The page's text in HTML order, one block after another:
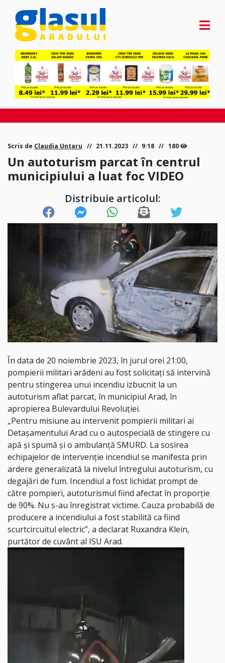
Scris de Claudia Untaru 21.11.2023 9:18 180
Un autoturism parcat în centrul
municipiului a luat foc VIDEO
Distribuie articolul:
În data de 20 noiembrie 2023, în jurul orei 21:00,
pompierii militari arădeni au fost solicitați să intervină
pentru stingerea unui incendiu izbucnit la un
autoturism aflat parcat, în municipiul Arad, în
apropierea Bulevardului Revoluției.
„Pentru misiune au intervenit pompierii militari ai
Detașamentului Arad cu o autospecială de stingere cu
apă și spumă și o ambulanță SMURD. La sosirea
echipajelor de intervenție incendiul se manifesta prin
ardere generalizată la nivelul întregului autoturism, cu
degajări de fum. Incendiul a fost lichidat prompt de
către pompieri, autoturismul fiind afectat în proporție
de 90%. Nu s-au înregistrat victime. Cauza probabilă de
producere a incendiului a fost stabilită ca fiind
scurtcircuitul electric”, a declarat Ruxandra Klein,
purtător de cuvânt al ISU Arad.
Player